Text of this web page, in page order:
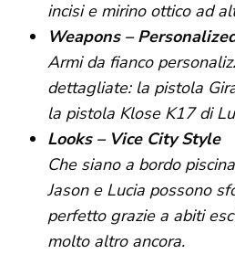
incisi e mirino ottico ad
Weapons –
Armi da fianco
dettagliate: la pistola
la pistola Klose K17 di
Looks – Vice City Style
Che siano a bordo
Jason e Lucia possono
perfetto grazie a abiti
molto altro ancora.